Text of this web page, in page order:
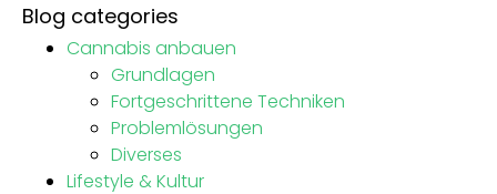
Blog categories
Cannabis anbauen
Grundlagen
Fortgeschrittene Techniken
Problemlösungen
Diverses
Lifestyle & Kultur